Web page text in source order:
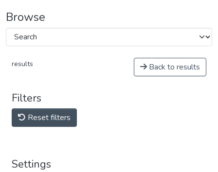
Browse
results Back to results
Filters
Reset filters
Settings